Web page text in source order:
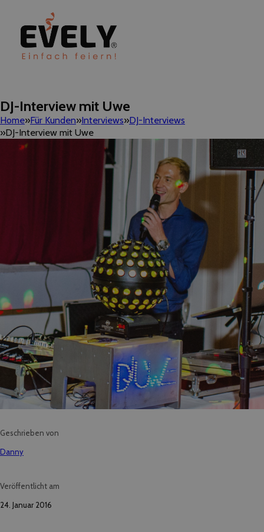
DJ-Interview mit Uwe
Home Für Kunden Interviews DJ-Interviews
DJ-Interview mit Uwe
Geschrieben von
Danny
Veröffentlicht am
24. Januar 2016